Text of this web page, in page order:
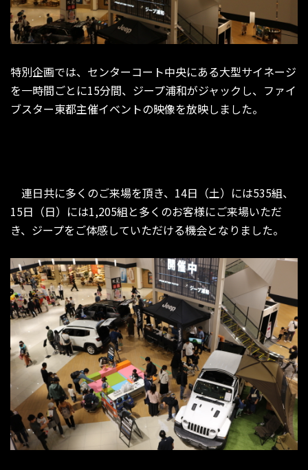
特別企画では、センターコート中央にある大型サイネージ
を一時間ごとに15分間、ジープ浦和がジャックし、ファイ
ブスター東都主催イベントの映像を放映しました。
連日共に多くのご来場を頂き、14日（土）には535組、
15日（日）には1,205組と多くのお客様にご来場いただ
き、ジープをご体感していただける機会となりました。